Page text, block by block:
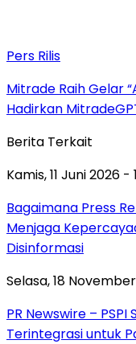
Pers Rilis
Mitrade Raih Gelar
Hadirkan
Berita Terkait
Kamis, 11 Juni 2026 -
Bagaimana Press
Menjaga
Disinformasi
Selasa, 18
PR Newswire –
Terintegrasi untuk